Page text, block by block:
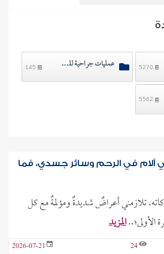
عمليات جراحية للنساء 145
آلام في الرحم وسائر جسدي، فما
تلازمني أعراضٌ شديدةٌ ومؤلمةٌ مع كل
الأولى؛..المزيد
24
2026-07-21